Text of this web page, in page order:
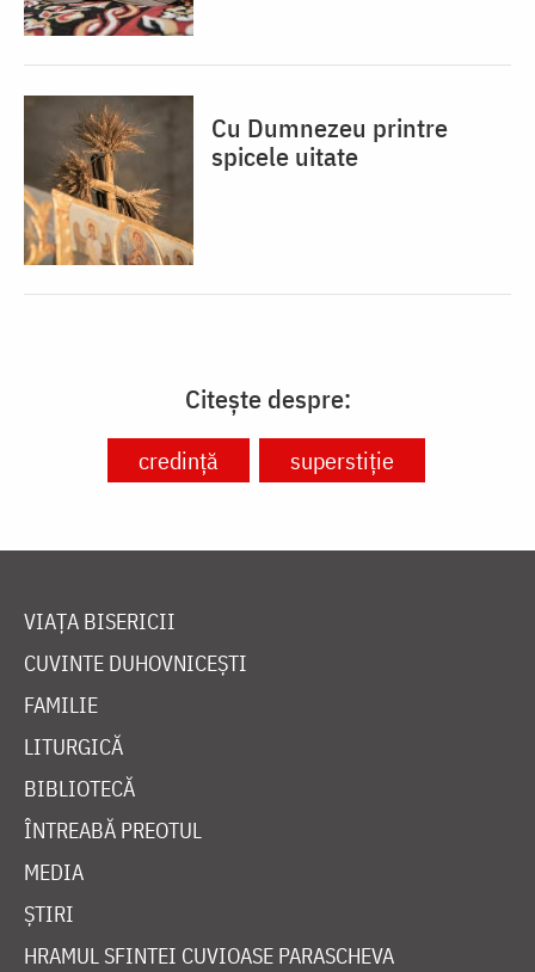
Cu Dumnezeu printre
spicele uitate
Citește despre:
credință superstiție
VIAȚA BISERICII
CUVINTE DUHOVNICEȘTI
FAMILIE
LITURGICĂ
BIBLIOTECĂ
ÎNTREABĂ PREOTUL
MEDIA
ȘTIRI
HRAMUL SFINTEI CUVIOASE PARASCHEVA